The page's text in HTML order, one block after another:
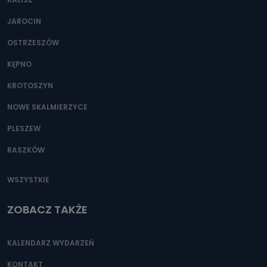
JAROCIN
OSTRZESZÓW
KĘPNO
KROTOSZYN
NOWE SKALMIERZYCE
PLESZEW
RASZKÓW
WSZYSTKIE
ZOBACZ TAKŻE
KALENDARZ WYDARZEŃ
KONTAKT